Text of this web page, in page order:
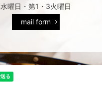
水曜日・第1・3火曜日
mail form